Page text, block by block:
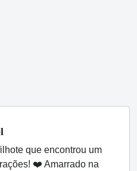
que encontrou um
❤️ Amarrado na